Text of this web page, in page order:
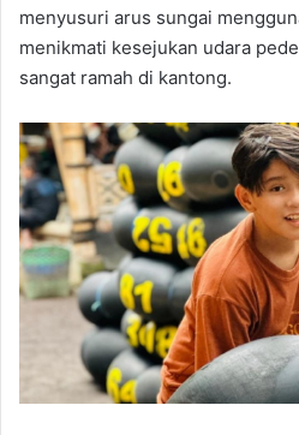
menyusuri arus sungai
menikmati kesejukan udara
sangat ramah di kantong.